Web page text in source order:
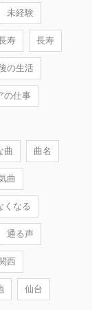
未経験
寿 長寿
の生活
の仕事
曲 曲名
曲
くなる
通る声
西
仙台